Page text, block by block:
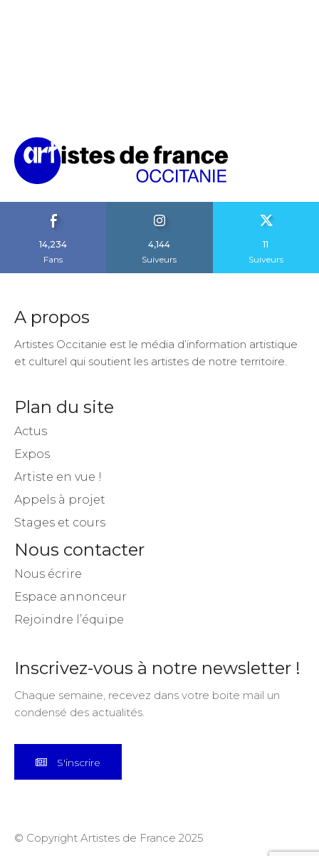
14,234
Fans
4,144
Suiveurs
11
Suiveurs
A propos
Artistes Occitanie est le média d’information artistique
et culturel qui soutient les artistes de notre territoire.
Plan du site
Actus
Expos
Artiste en vue !
Appels à projet
Stages et cours
Nous contacter
Nous écrire
Espace annonceur
Rejoindre l’équipe
Inscrivez-vous à notre newsletter !
Chaque semaine, recevez dans votre boite mail un
condensé des actualités.
S'inscrire
© Copyright Artistes de France 2025